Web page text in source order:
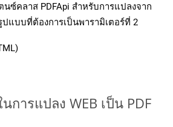
ซ์คลาส PDFApi สำหรับการแปลงจาก
ปแบบที่ต้องการเป็นพารามิเตอร์ที่ 2
การแปลง WEB เป็น PDF